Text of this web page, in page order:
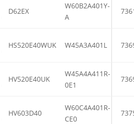
D62EX
W60B2A401Y-
A
HS520E40WUK W45A3A401L
HV520E40UK
W45A4A411R-
0E1
HV603D40
W60C4A401R-
CE0